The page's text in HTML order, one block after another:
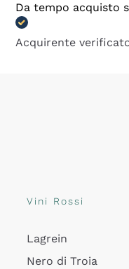
Da tempo acquisto
Acquirente
Vini Rossi
Lagrein
Nero di Troia